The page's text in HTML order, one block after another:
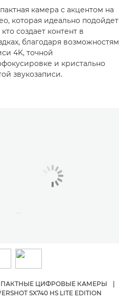
камера с акцентом на
которая идеально подойдет
создает контент в
благодаря возможностям
4K, точной
и кристально
звукозаписи.
ЦИФРОВЫЕ КАМЕРЫ
SX740 HS LITE EDITION